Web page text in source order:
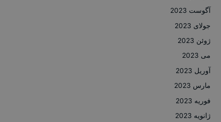
آگوست 2023
جولای 2023
ژوئن 2023
می 2023
آوریل 2023
مارس 2023
فوریه 2023
ژانویه 2023